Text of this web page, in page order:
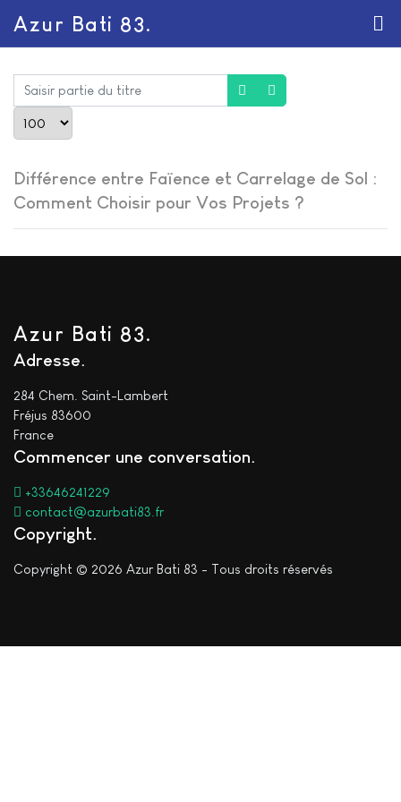
Azur Bati 83.
Saisir partie du titre
Différence entre Faïence et Carrelage de Sol :
Comment Choisir pour Vos Projets ?
Azur Bati 83.
Adresse
284 Chem. Saint-Lambert
Fréjus 83600
France
Commencer une conversation
+33646241229
contact@azurbati83.fr
Copyright
Copyright © 2026 Azur Bati 83 - Tous droits réservés